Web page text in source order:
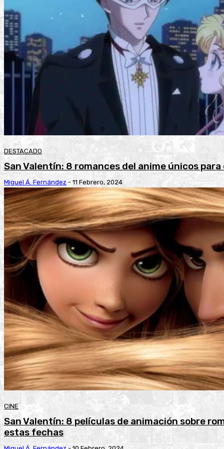
DESTACADO
San Valentín: 8 romances del anime únicos
Miguel Á. Fernández - 11 Febrero, 2024
CINE
San Valentín: 8 películas de animación sobre
estas fechas